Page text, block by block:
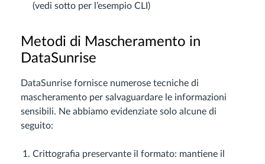
(vedi sotto per l’esempio CLI)
Metodi di Mascheramento in
DataSunrise
DataSunrise fornisce numerose tecniche di
mascheramento per salvaguardare le informazioni
sensibili. Ne abbiamo evidenziate solo alcune di
seguito:
Crittografia preservante il formato: mantiene il